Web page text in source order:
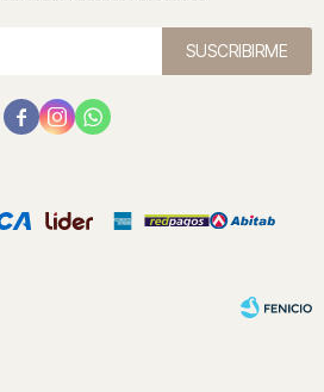
SUSCRIBIRME
  